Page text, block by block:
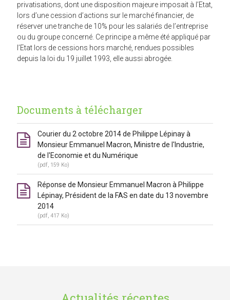
privatisations, dont une disposition majeure imposait à l’Etat,
lors d’une cession d’actions sur le marché financier, de
réserver une tranche de 10% pour les salariés de l’entreprise
ou du groupe concerné. Ce principe a même été appliqué par
l’Etat lors de cessions hors marché, rendues possibles
depuis la loi du 19 juillet 1993, elle aussi abrogée.
Documents à télécharger
Courier du 2 octobre 2014 de Philippe Lépinay à
Monsieur Emmanuel Macron, Ministre de l'Industrie,
de l'Economie et du Numérique
(pdf, 159 Ko)
Réponse de Monsieur Emmanuel Macron à Philippe
Lépinay, Président de la FAS en date du 13 novembre
2014
(pdf, 417 Ko)